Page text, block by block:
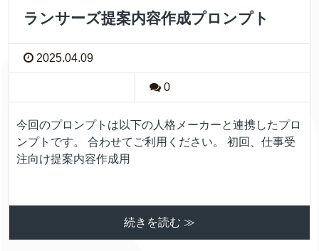
ランサーズ提案内容作成プロンプト
2025.04.09
0
今回のプロンプトは以下の人格メーカーと連携したプロ
ンプトです。 合わせてご利用ください。 初回、仕事受
注向け提案内容作成用
続きを読む ≫